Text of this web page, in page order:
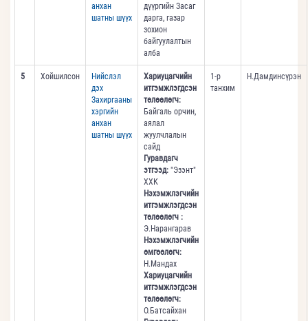
анхан
шатны шүүх
дүүргийн Засаг
дарга, газар
зохион
байгуулалтын
алба
5 Хойшилсон
Нийслэл
дэх
Захиргааны
хэргийн
анхан
шатны шүүх
Хариуцагчийн
итгэмжлэгдсэн
төлөөлөгч:
Байгаль орчин,
аялал
жуулчлалын
сайд
Гуравдагч
этгээд:"Эзэнт"
ХХК
Нэхэмжлэгчийн
итгэмжлэгдсэн
төлөөлөгч :
Э.Нарангарав
Нэхэмжлэгчийн
өмгөөлөгч:
Н.Мандах
Хариуцагчийн
итгэмжлэгдсэн
төлөөлөгч:
О.Батсайхан
1-р
танхим
Н.Дамдинсүрэн